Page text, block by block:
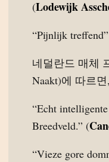
(Lodewijk
“Pijnlijk
네덜란드 매체
Naakt)에 따르
“Echt
Breedveld.” (
“Vieze gore